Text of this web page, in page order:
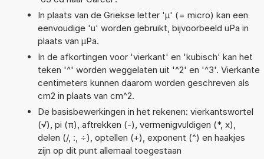
In plaats van de Griekse letter 'µ' (= micro) kan een
eenvoudige 'u' worden gebruikt, bijvoorbeeld uPa in
plaats van µPa.
In de afkortingen voor 'vierkant' en 'kubisch' kan het
teken '^' worden weggelaten uit '^2' en '^3'. Vierkante
centimeters kunnen daarom worden geschreven als
cm2 in plaats van cm^2.
De basisbewerkingen in het rekenen: vierkantswortel
(√), pi (π), aftrekken (-), vermenigvuldigen (*, x),
delen (/, :, ÷), optellen (+), exponent (^) en haakjes
zijn op dit punt allemaal toegestaan